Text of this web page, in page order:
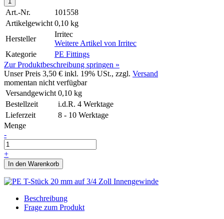
Art.-Nr.
101558
Artikelgewicht 0,10 kg
Hersteller
Irritec
Weitere Artikel von Irritec
Kategorie
PE Fittings
Zur Produktbeschreibung springen »
Unser Preis 3,50 € inkl. 19% USt., zzgl. Versand
momentan nicht verfügbar
Versandgewicht 0,10 kg
Bestellzeit
i.d.R. 4 Werktage
Lieferzeit
8 - 10 Werktage
Menge
-
+
In den Warenkorb
Beschreibung
Frage zum Produkt